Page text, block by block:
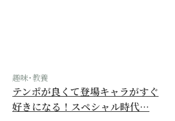
趣味･教養
テンポが良くて登場キャラがすぐ
好きになる！スペシャル時代…